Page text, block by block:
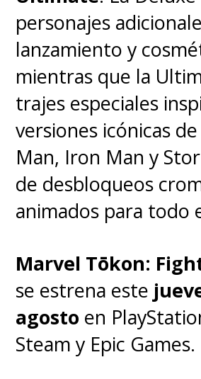
♦Ebon Moss-
Bachrach será Ben
Mole
Tras sacar aplausos
por su papel de
The Bear, el actor
comoelastronauta
piloto de pruebas
termina
personajes
lanzamiento y
mientras que la
trajes especiales
versiones icónicas
Man, Iron Man y
de desbloqueos
animados para todo
Marvel Tōkon:
se estrena este
agosto en
Steam y Epic Games.